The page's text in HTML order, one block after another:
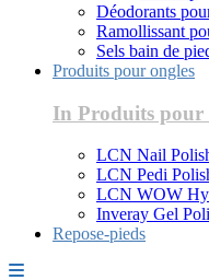
Déodorants
Ramollissant
Sels bain de
Produits pour ongles
In Produits pour
LCN Nail
LCN Pedi
LCN WOW
Inveray Gel
Repose-pieds